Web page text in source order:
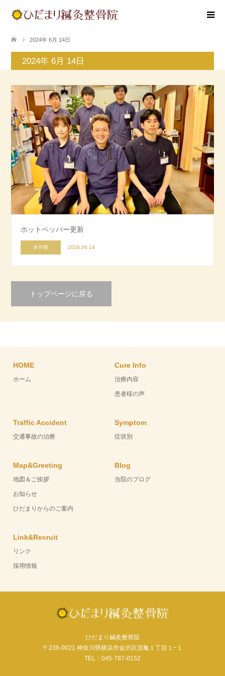
2024年 6月 14日
2024年 6月 14日
ホットペッパー更新
未分類 2024.06.14
トップページに戻る
HOME
ホーム
Cure Info
治療内容
患者様の声
Traffic Accident
交通事故の治療
Symptom
症状別
Map&Greeting
地図＆ご挨拶
お知らせ
ひだまりからのご案内
Blog
当院のブログ
Link&Recruit
リンク
採用情報
ひだまり鍼灸整骨院
〒236-0021 神奈川県横浜市金沢区泥亀１丁目１−１
TEL：045-787-0152